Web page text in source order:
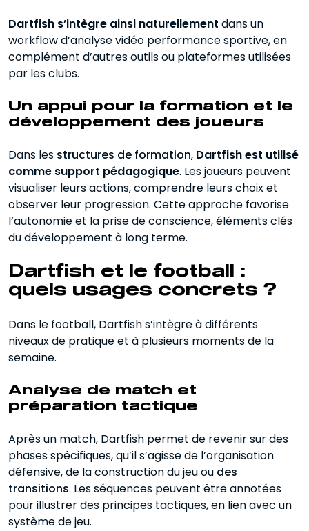
Dartfish s’intègre ainsi naturellement dans un
workflow d’analyse vidéo performance sportive, en
complément d’autres outils ou plateformes utilisées
par les clubs.
Un appui pour la formation et le
développement des joueurs
Dans les structures de formation, Dartfish est utilisé
comme support pédagogique. Les joueurs peuvent
visualiser leurs actions, comprendre leurs choix et
observer leur progression. Cette approche favorise
l’autonomie et la prise de conscience, éléments clés
du développement à long terme.
Dartfish et le football :
quels usages concrets ?
Dans le football, Dartfish s’intègre à différents
niveaux de pratique et à plusieurs moments de la
semaine.
Analyse de match et
préparation tactique
Après un match, Dartfish permet de revenir sur des
phases spécifiques, qu’il s’agisse de l’organisation
défensive, de la construction du jeu ou des
transitions. Les séquences peuvent être annotées
pour illustrer des principes tactiques, en lien avec un
système de jeu.